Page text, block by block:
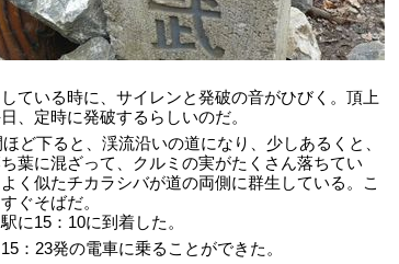
ている時に、サイレンと発破の音がひびく。頂上
、定時に発破するらしいのだ。
ど下ると、渓流沿いの道になり、少しあるくと、
葉に混ざって、クルミの実がたくさん落ちてい
く似たチカラシバが道の両側に群生している。こ
ぐそばだ。
に15：10に到着した。
：23発の電車に乗ることができた。